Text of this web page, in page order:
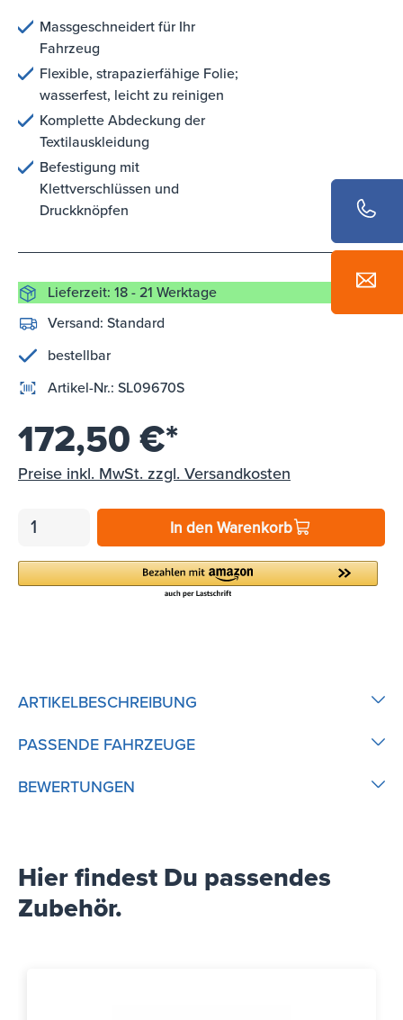
Massgeschneidert für Ihr
Fahrzeug
Flexible, strapazierfähige Folie;
wasserfest, leicht zu reinigen
Komplette Abdeckung der
Textilauskleidung
Befestigung mit
Klettverschlüssen und
Druckknöpfen
Lieferzeit: 18 - 21 Werktage
Versand: Standard
bestellbar
Artikel-Nr.: SL09670S
172,50 €*
Preise inkl. MwSt. zzgl. Versandkosten
In den Warenkorb
ARTIKELBESCHREIBUNG
PASSENDE FAHRZEUGE
BEWERTUNGEN
Hier findest Du passendes
Zubehör.